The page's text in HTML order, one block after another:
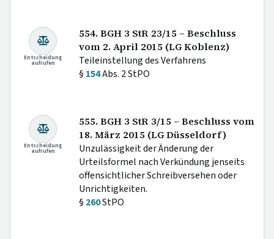
Entscheidung
aufrufen
554. BGH 3 StR 23/15 – Beschluss
vom 2. April 2015 (LG Koblenz)
Teileinstellung des Verfahrens
§ 154Abs. 2 StPO
Entscheidung
aufrufen
555. BGH 3 StR 3/15 – Beschluss vom
18. März 2015 (LG Düsseldorf)
Unzulässigkeit der Änderung der
Urteilsformel nach Verkündung jenseits
offensichtlicher Schreibversehen oder
Unrichtigkeiten.
§ 260StPO